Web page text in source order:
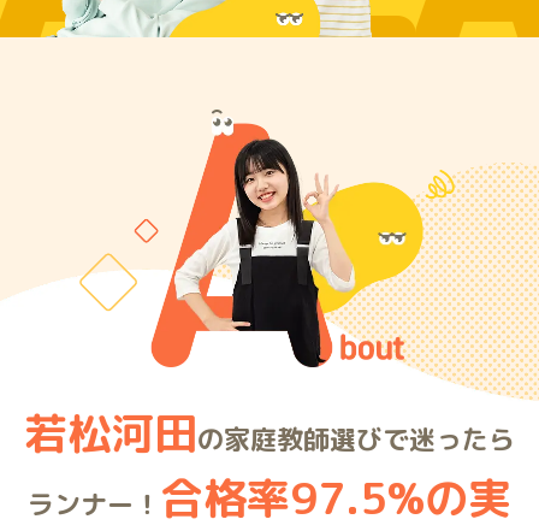
若松河田の家庭教師選びで迷ったら
ランナー！ 合格率97.5%の実